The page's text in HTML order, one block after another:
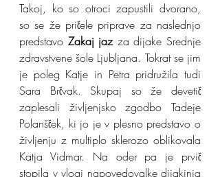
Takoj, ko so otroci zapustili dvorano,
so se že pričele priprave za naslednjo
predstavo Zakaj jaz za dijake Srednje
zdravstvene šole Ljubljana. Tokrat se jim
je poleg Katje in Petra pridružila tudi
Sara Brčvak. Skupaj so že devetič
zaplesali življenjsko zgodbo Tadeje
Polanšček, ki jo je v plesno predstavo o
življenju z multiplo sklerozo oblikovala
Katja Vidmar. Na oder pa je prvič
stopila v vlogi napovedovalke dijakinja